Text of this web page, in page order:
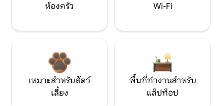
ห้องครัว Wi-Fi
เหมาะสำหรับสัตว์
เลี้ยง
พื้นที่ทำงานสำหรับ
แล็ปท็อป